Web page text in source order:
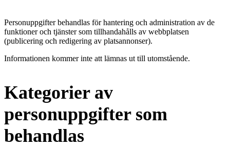
Personuppgifter behandlas för hantering och administration av de
funktioner och tjänster som tillhandahålls av webbplatsen
(publicering och redigering av platsannonser).
Informationen kommer inte att lämnas ut till utomstående.
Kategorier av
personuppgifter som
behandlas